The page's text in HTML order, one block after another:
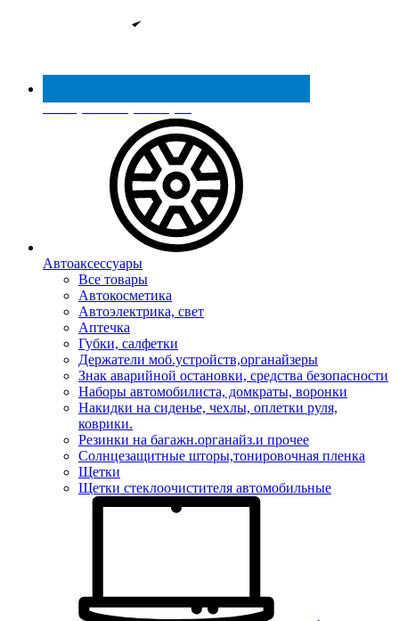
Реестр МинПромТорга
Автоаксессуары
Все товары
Автокосметика
Автоэлектрика, свет
Аптечка
Губки, салфетки
Держатели моб.устройств,органайзеры
Знак аварийной остановки, средства безопасности
Наборы автомобилиста, домкраты, воронки
Накидки на сиденье, чехлы, оплетки руля,
коврики.
Резинки на багажн.органайз.и прочее
Солнцезащитные шторы,тонировочная пленка
Щетки
Щетки стеклоочистителя автомобильные